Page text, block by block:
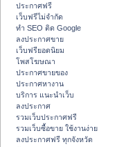
ประกาศฟรี
เว็บฟรีไม่จำกัด
ทำ SEO ติด Google
ลงประกาศขาย
เว็บฟรียอดนิยม
โพสโฆษณา
ประกาศขายของ
ประกาศหางาน
บริการ แนะนำเว็บ
ลงประกาศ
รวมเว็บประกาศฟรี
รวมเว็บซื้อขาย ใช้งานง่าย
ลงประกาศฟรี ทุกจังหวัด